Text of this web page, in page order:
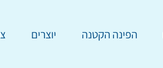
הפינה הקטנה יוצרים